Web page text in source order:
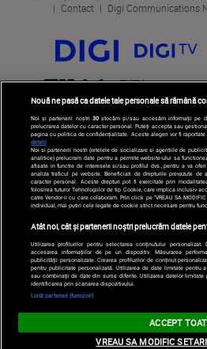
Contact
Digi Communications
Nouă ne pasă ca datele tale personale să rămână
Noi și partenerii noștri 30stocăm și/sau accesăm informații pe
prelucrarea datelor cu caracter personal. Puteți accepta sau
pagina cu politica de confidențialitate. Aceste alegeri vor fi raportate
detalii
Noi si partenerii nostri (retelele de socializare si agentiile de
analitice) prelucram date pentru a permite website-ului sa
afisate in functie de interesele si/sau profilul dvs., pentru a va
analiza traficul pe website. Beneficiati de drepturile prevazute de
caracter personal. Aceste drepturi pot fi exercitate prin
folosirea tuturor Tehnologiilor de tip Cookie, care implica inclusiv
catre Vendor-ii cu care colaboram. Prin click pe “VREAU SA
individual, mai putin cele legate de cookie strict necesare pentru
Atât noi, cât și partenerii noștri prelucrăm datele
Utilizarea profilurilor pentru selectarea conținutului
accesarea informațiilor de pe un dispozitiv. Măsurarea
publicității personalizate. Crearea profilurilor de conținut
pentru publicitate personalizată. Utilizarea de date limitate
sau combinații de date din surse diferite. Utilizarea datelor
identificarea prin scanarea dispozitivului.
Listă parteneri (furnizori)
ACCEPT
VREAU SA MODIFIC